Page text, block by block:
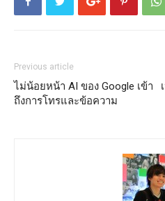
Previous article
ไม่น้อยหน้า AI ของ Google เข้า
ถึงการโทรและข้อความ